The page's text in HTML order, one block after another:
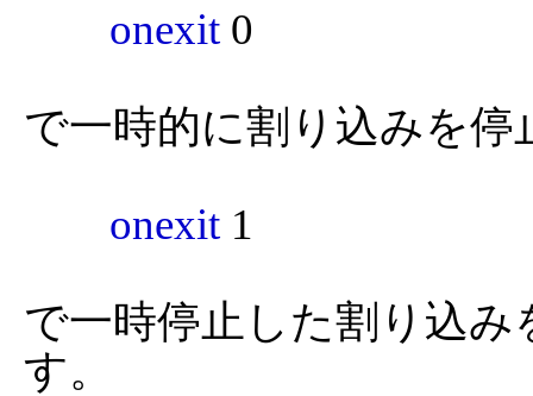
onexit 0
で一時的に割り込みを停
onexit 1
で一時停止した割り込
す。